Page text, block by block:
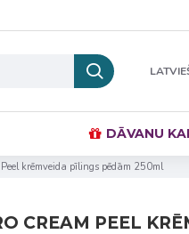
DĀVANU
krēmveida pīlings pēdām 250ml
CREAM PEEL